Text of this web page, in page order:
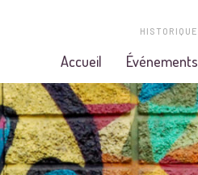
HISTORIQUE
Accueil Événements